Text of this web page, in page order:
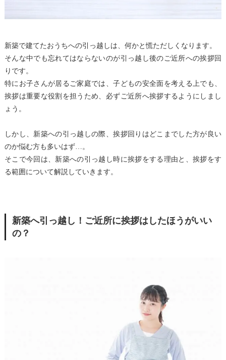
新築で建てたおうちへの引っ越しは、何かと慌ただしくなります。
そんな中でも忘れてはならないのが引っ越し後のご近所への挨拶回
りです。
特にお子さんが居るご家庭では、子どもの安全面を考える上でも、
挨拶は重要な役割を担うため、必ずご近所へ挨拶するようにしまし
ょう。
しかし、新築への引っ越しの際、挨拶回りはどこまでした方が良い
のか悩む方も多いはず…。
そこで今回は、新築への引っ越し時に挨拶をする理由と、挨拶をす
る範囲について解説していきます。
新築へ引っ越し！ご近所に挨拶はしたほうがいい
の？